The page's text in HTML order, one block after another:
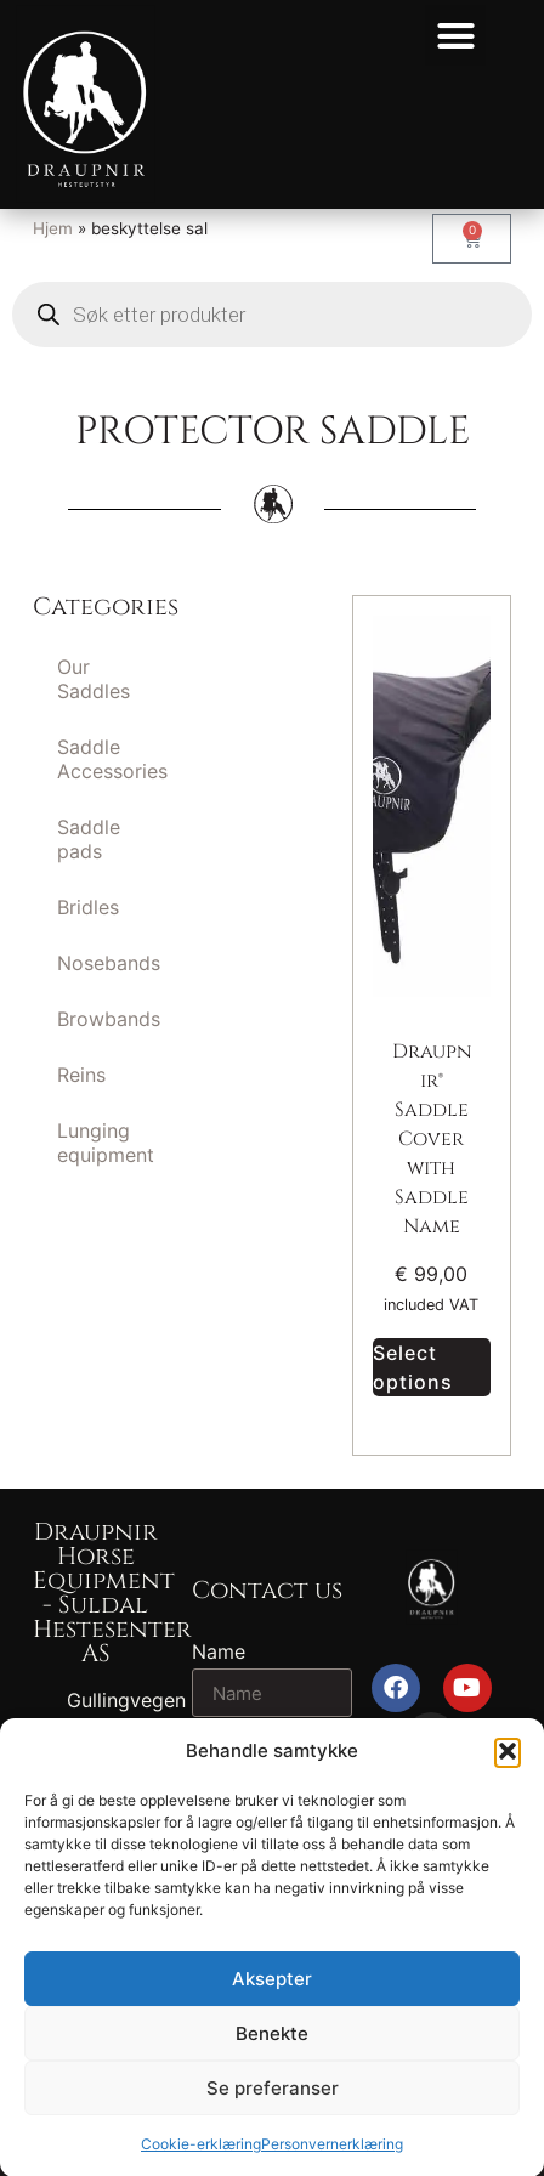
Behandle samtykke
For å gi de beste opplevelsene bruker vi teknologier som
informasjonskapsler for å lagre og/eller få tilgang til enhetsinformasjon. Å
samtykke til disse teknologiene vil tillate oss å behandle data som
nettleseratferd eller unike ID-er på dette nettstedet. Å ikke samtykke
eller trekke tilbake samtykke kan ha negativ innvirkning på visse
egenskaper og funksjoner.
Aksepter
Benekte
Se preferanser
Cookie-erklæringPersonvernerklæring
Hjem » beskyttelse sal 0
PROTECTOR SADDLE
Categories
Our
Saddles
Saddle
Accessories
Saddle
pads
Bridles
Nosebands
Browbands
Reins
Lunging
equipment
Draupn
ir®
Saddle
Cover
with
Saddle
Name
€ 99,00
included VAT
Select
options
Draupnir
Horse
Equipment
- Suldal
Hestesenter
AS
Gullingvegen
+47 917 82
767 - John
Ragnvald
Ness
+47 902 04
694 - Tonje
sales@draupnir.no
2024
Draupnir® -
Suldal
Hestesenter
Terms and
Contact us
Name
Email
Message
SEND
Developed by Annec Design